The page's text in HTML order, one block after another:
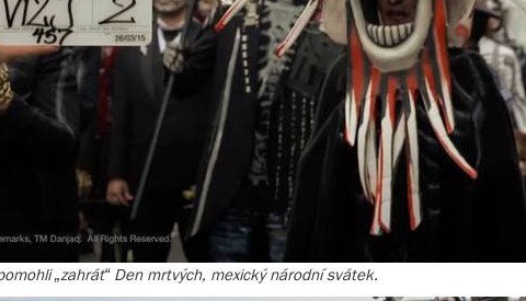
„zahrát“ Den mrtvých, mexický národní svátek.